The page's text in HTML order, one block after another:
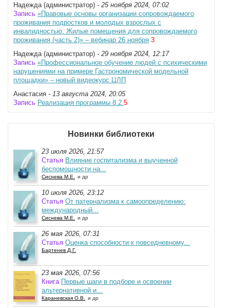
Надежда (администратор) - 25 ноября 2024, 07:02
Запись «Правовые основы организации сопровождаемого
проживания подростков и молодых взрослых с
инвалидностью. Жилые помещения для сопровождаемого
проживания (часть 2)» – вебинар 26 ноября 3
Надежда (администратор) - 29 ноября 2024, 12:17
Запись «Профессиональное обучение людей с психическими
нарушениями на примере Гастрономической модельной
площадки» – новый видеокурс ЦЛП
Анастасия - 13 августа 2024, 20:05
Запись Реализация программы 8.2 5
Новинки библиотеки
23 июля 2026, 21:57
Статья Влияние госпитализма и выученной
беспомощности на...
Сиснева М.Е. и др
10 июля 2026, 23:12
Статья От патернализма к самоопределению:
международный...
Сиснева М.Е. и др
26 мая 2026, 07:31
Статья Оценка способности к повседневному...
Бартенев Д.Г.
23 мая 2026, 07:56
Книга Первые шаги в подборе и освоении
альтернативной и...
Караневская О.В. и др